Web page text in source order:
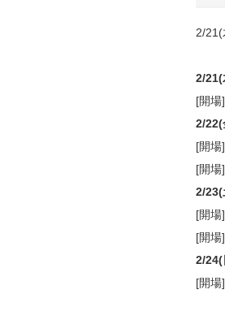
2/
2/21(
[開
2/22(
[開
[開
2/23(
[開
[開
2/24(
[開